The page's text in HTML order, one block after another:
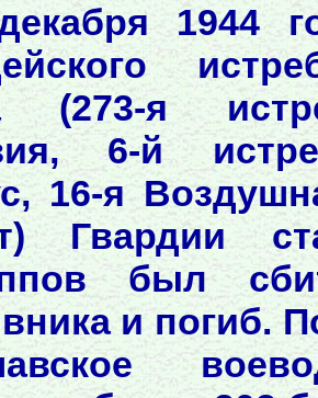
1944
(273-я
6-й
16-я
Гвардии
был
и погиб.